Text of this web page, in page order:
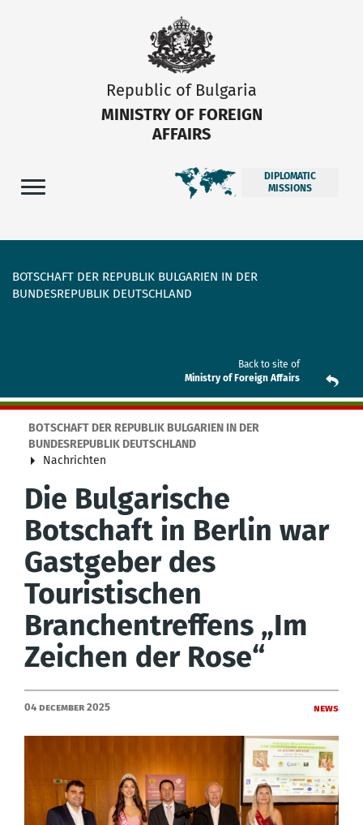
Republic of Bulgaria
MINISTRY OF FOREIGN
AFFAIRS
DIPLOMATIC
MISSIONS
BOTSCHAFT DER REPUBLIK BULGARIEN IN DER
BUNDESREPUBLIK DEUTSCHLAND
Back to site of
Ministry of Foreign Affairs
BOTSCHAFT DER REPUBLIK BULGARIEN IN DER
BUNDESREPUBLIK DEUTSCHLAND
Nachrichten
Die Bulgarische
Botschaft in Berlin war
Gastgeber des
Touristischen
Branchentreffens „Im
Zeichen der Rose“
04 December 2025 News